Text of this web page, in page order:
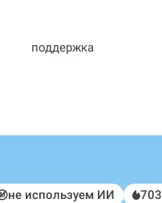
поддержка
не используем ИИ